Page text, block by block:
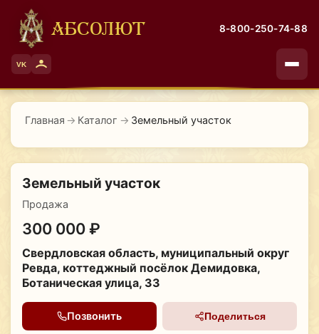
АБСОЛЮТ 8-800-250-74-88
VK
Главная → Каталог → Земельный участок
Земельный участок
Продажа
300 000 ₽
Свердловская область, муниципальный округ
Ревда, коттеджный посёлок Демидовка,
Ботаническая улица, 33
Позвонить Поделиться